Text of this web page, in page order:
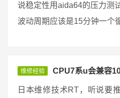
说稳定性用aida64的压力测
波动周期应该是15分钟一个
维修经验 CPU7系u会兼容
日本维修技术RT，听说要